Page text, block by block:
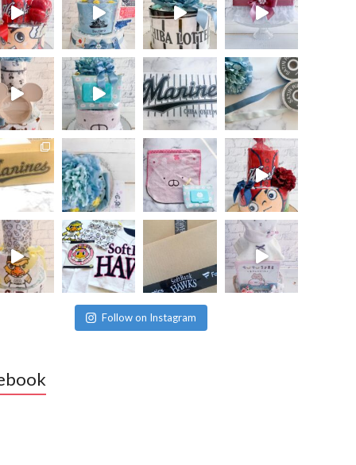
Follow on Instagram